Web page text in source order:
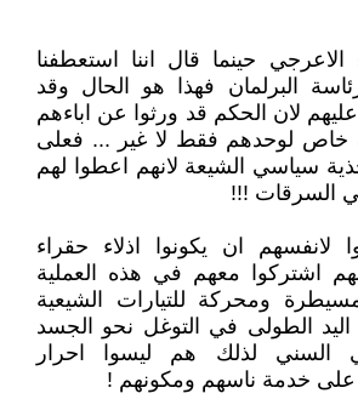
حينما قال اننا استعطفنا
البرلمان فهذا هو الحال وقد
لان الحكم قد ورثوا عن اباءهم
خاص لوحدهم فقط لا غير ... فعلى
سياسي الشيعة لانهم اعطوا لهم
السرقات !!!
ان يكونوا اذلاء حقراء
اشتركوا معهم في هذه العملية
ومحركة للتيارات الشيعية
اليد الطولى في التوغل نحو الجسد
السني لذلك هم ليسوا احرار
خدمة ناسهم ومكونهم !